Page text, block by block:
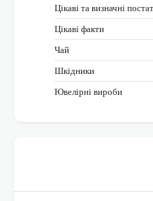
Цікаві та визначні
Цікаві факти
Чай
Шкідники
Ювелірні вироби